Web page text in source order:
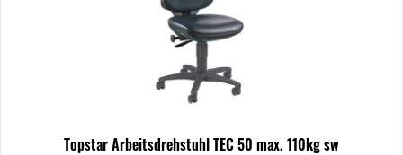
Topstar Arbeitsdrehstuhl TEC 50 max. 110kg sw